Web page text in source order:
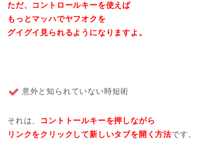
ただ、コントロールキーを使えば
もっとマッハでヤフオクを
グイグイ見られるようになりますよ。
意外と知られていない時短術
それは、
コントトールキーを押しながら
リンクをクリックして新しいタブを開く方法です。